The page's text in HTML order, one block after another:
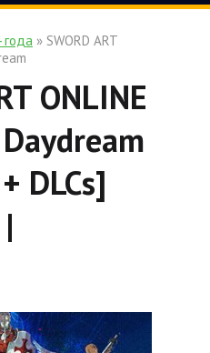
года » SWORD ART
ONLINE
DLCs]